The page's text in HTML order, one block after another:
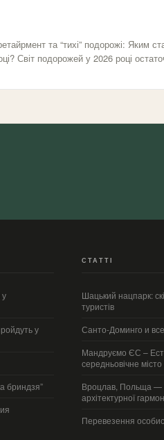
та “тихі” подорожі: Яким
Світ подорожей у 2026 році
у
у
бриндзя”
СТАТТІ
Шацький нацпарк:
туристів
Санто-Доминго и
Мандруємо ЄС –
середньовічне
Вроцлав, Польща —
архітектурної
Перевезення